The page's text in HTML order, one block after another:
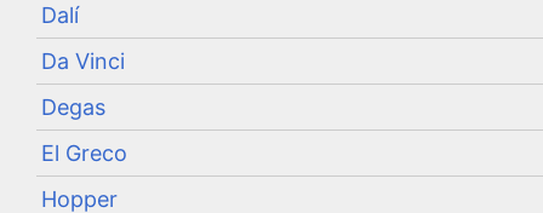
Dalí
Da Vinci
Degas
El Greco
Hopper